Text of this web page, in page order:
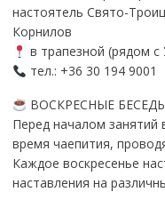
настоятель Свято-
Корнилов
в трапезной (рядом
тел.: +36 30 194 9001
ВОСКРЕСНЫЕ
Перед началом занятий
время чаепития,
Каждое воскресенье
наставления на